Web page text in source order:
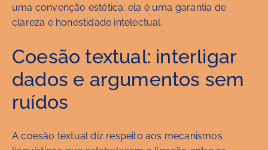
uma convenção estética; ela é uma garantia de
clareza e honestidade intelectual.
Coesão textual: interligar
dados e argumentos sem
ruídos
A coesão textual diz respeito aos mecanismos